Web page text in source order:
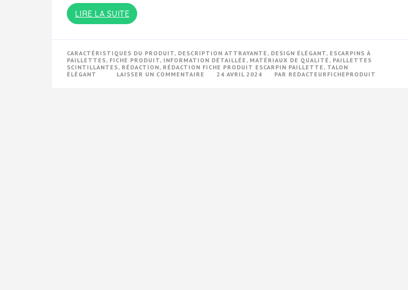
LIRE LA SUITE
CARACTÉRISTIQUES DU PRODUIT, DESCRIPTION ATTRAYANTE , DESIGN ÉLÉGANT, ESCARPINS À
PAILLETTES, FICHE PRODUIT, INFORMATION DÉTAILLÉE , MATÉRIAUX DE QUALITÉ , PAILLETTES
SCINTILLANTES, RÉDACTION, RÉDACTION FICHE PRODUIT ESCARPIN PAILLETTE , TALON
ÉLÉGANT
LAISSER UN COMMENTAIRE
SUR24 AVRIL 2024 PAR REDACTEURFICHEPRODUIT